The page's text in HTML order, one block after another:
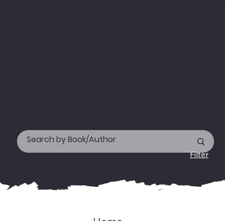
Filter